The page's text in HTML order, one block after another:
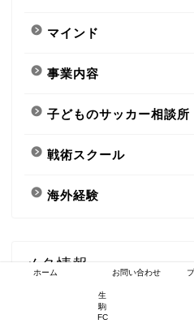
マインド
事業内容
子どものサッカー相談所
戦術スクール
海外経験
メタ情報
投稿フィード
ホーム お問い合わせ
生
駒
FC